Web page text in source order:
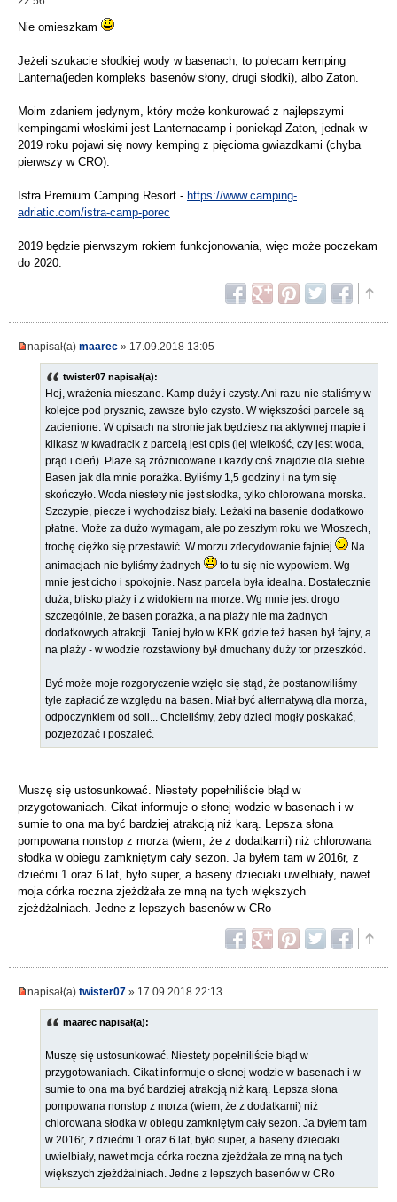
Nie omieszkam
Jeżeli szukacie słodkiej wody w basenach, to polecam kemping
Lanterna(jeden kompleks basenów słony, drugi słodki), albo Zaton.
Moim zdaniem jedynym, który może konkurować z najlepszymi
kempingami włoskimi jest Lanternacamp i poniekąd Zaton, jednak w
2019 roku pojawi się nowy kemping z pięcioma gwiazdkami (chyba
pierwszy w CRO).
Istra Premium Camping Resort - https://www.camping-
adriatic.com/istra-camp-porec
2019 będzie pierwszym rokiem funkcjonowania, więc może poczekam
do 2020.
napisał(a) maarec » 17.09.2018 13:05
twister07 napisał(a):
Hej, wrażenia mieszane. Kamp duży i czysty. Ani razu nie staliśmy w
kolejce pod prysznic, zawsze było czysto. W większości parcele są
zacienione. W opisach na stronie jak będziesz na aktywnej mapie i
klikasz w kwadracik z parcelą jest opis (jej wielkość, czy jest woda,
prąd i cień). Plaże są zróżnicowane i każdy coś znajdzie dla siebie.
Basen jak dla mnie porażka. Byliśmy 1,5 godziny i na tym się
skończyło. Woda niestety nie jest słodka, tylko chlorowana morska.
Szczypie, piecze i wychodzisz biały. Leżaki na basenie dodatkowo
płatne. Może za dużo wymagam, ale po zeszłym roku we Włoszech,
trochę ciężko się przestawić. W morzu zdecydowanie fajniej
Na
animacjach nie byliśmy żadnych
to tu się nie wypowiem. Wg
mnie jest cicho i spokojnie. Nasz parcela była idealna. Dostatecznie
duża, blisko plaży i z widokiem na morze. Wg mnie jest drogo
szczególnie, że basen porażka, a na plaży nie ma żadnych
dodatkowych atrakcji. Taniej było w KRK gdzie też basen był fajny, a
na plaży - w wodzie rozstawiony był dmuchany duży tor przeszkód.
Być może moje rozgoryczenie wzięło się stąd, że postanowiliśmy
tyle zapłacić ze względu na basen. Miał być alternatywą dla morza,
odpoczynkiem od soli... Chcieliśmy, żeby dzieci mogły poskakać,
pozjeżdżać i poszaleć.
Muszę się ustosunkować. Niestety popełniliście błąd w
przygotowaniach. Cikat informuje o słonej wodzie w basenach i w
sumie to ona ma być bardziej atrakcją niż karą. Lepsza słona
pompowana nonstop z morza (wiem, że z dodatkami) niż chlorowana
słodka w obiegu zamkniętym cały sezon. Ja byłem tam w 2016r, z
dziećmi 1 oraz 6 lat, było super, a baseny dzieciaki uwielbiały, nawet
moja córka roczna zjeżdżała ze mną na tych większych
zjeżdżalniach. Jedne z lepszych basenów w CRo
napisał(a) twister07 » 17.09.2018 22:13
maarec napisał(a):
Muszę się ustosunkować. Niestety popełniliście błąd w
przygotowaniach. Cikat informuje o słonej wodzie w basenach i w
sumie to ona ma być bardziej atrakcją niż karą. Lepsza słona
pompowana nonstop z morza (wiem, że z dodatkami) niż
chlorowana słodka w obiegu zamkniętym cały sezon. Ja byłem tam
w 2016r, z dziećmi 1 oraz 6 lat, było super, a baseny dzieciaki
uwielbiały, nawet moja córka roczna zjeżdżała ze mną na tych
większych zjeżdżalniach. Jedne z lepszych basenów w CRo